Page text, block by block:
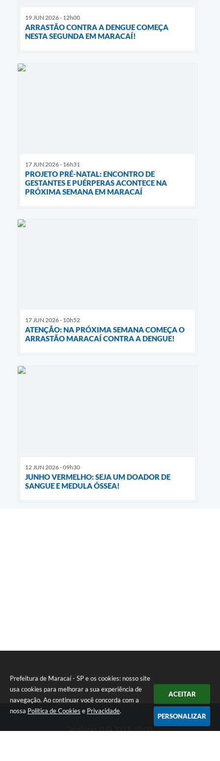
Prefeitura de Maracaí - SP e os cookies: nosso site
usa cookies para melhorar a sua experiência de
navegação. Ao continuar você concorda com a
nossa Política de Cookies e Privacidade.
ACEITAR
PERSONALIZAR
19 JUN 2026 - 12h00
ARRASTÃO CONTRA A DENGUE COMEÇA
NESTA SEGUNDA EM MARACAÍ!
17 JUN 2026 - 16h31
PROJETO PRÉ-NATAL: ENCONTRO DE
GESTANTES E PUÉRPERAS ACONTECE NA
PRÓXIMA SEMANA EM MARACAÍ
17 JUN 2026 - 10h52
ATENÇÃO: NA PRÓXIMA SEMANA COMEÇA O
ARRASTÃO MARACAÍ CONTRA A DENGUE!
12 JUN 2026 - 09h30
JUNHO VERMELHO: SEJA UM DOADOR DE
SANGUE E MEDULA ÓSSEA!
Telefone: (18) 3371-9500